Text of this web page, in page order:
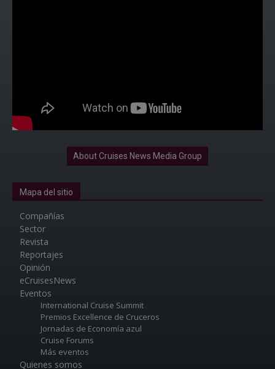
About Cruises News Media Group
Mapa del sitio
Compañías
Sector
Revista
Reportajes
Opinión
eCruisesNews
Eventos
International Cruise Summit
Premios Excellence de Cruceros
Jornadas de Economía azul
Cruise Forums
Más eventos
Quienes somos